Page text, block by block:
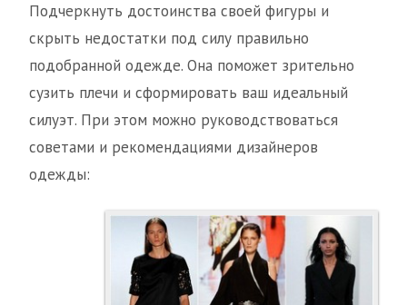
Подчеркнуть достоинства своей фигуры и
скрыть недостатки под силу правильно
подобранной одежде. Она поможет зрительно
сузить плечи и сформировать ваш идеальный
силуэт. При этом можно руководствоваться
советами и рекомендациями дизайнеров
одежды: